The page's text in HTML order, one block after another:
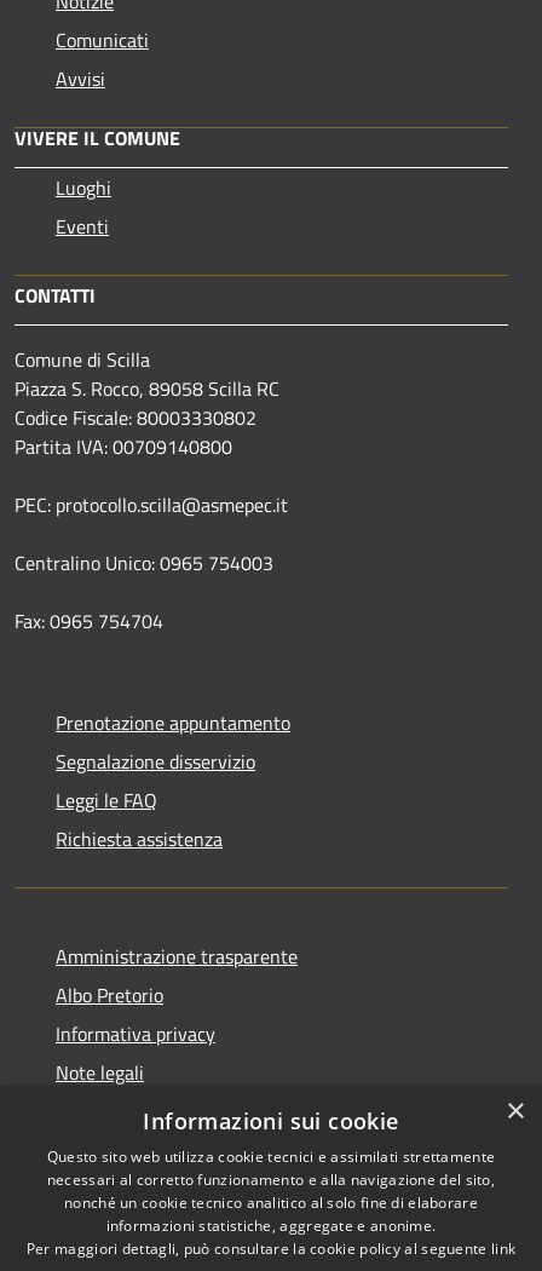
Comunicati
Avvisi
VIVERE IL COMUNE
Luoghi
Eventi
CONTATTI
Comune di Scilla
Piazza S. Rocco, 89058 Scilla RC
Codice Fiscale: 80003330802
Partita IVA: 00709140800
PEC: protocollo.scilla@asmepec.it
Centralino Unico: 0965 754003
Fax: 0965 754704
Prenotazione appuntamento
Segnalazione disservizio
Leggi le FAQ
Richiesta assistenza
Amministrazione trasparente
Albo Pretorio
Informativa privacy
Note legali
Dichiarazione di accessibilità
Accessibilità
Copyright © 2026 • Comune di
Scilla • Powered by
×
Informazioni sui cookie
Questo sito web utilizza cookie tecnici e assimilati strettamente
necessari al corretto funzionamento e alla navigazione del sito,
nonché un cookie tecnico analitico al solo fine di elaborare
informazioni statistiche, aggregate e anonime.
Per maggiori dettagli, può consultare la cookie policy al seguente link